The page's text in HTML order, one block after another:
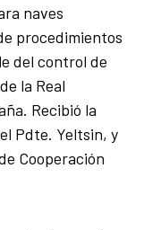
naves
procedimientos
del control de
la Real
Recibió la
Pdte. Yeltsin, y
Cooperación